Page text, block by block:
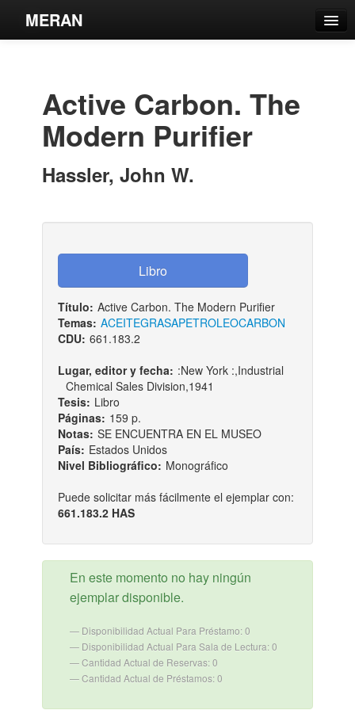
MERAN
Estantes Virtuales
Active Carbon. The
Modern Purifier
Hassler, John W.
Título: Active Carbon. The Modern Purifier
Temas: ACEITEGRASAPETROLEOCARBON
CDU: 661.183.2
Lugar, editor y fecha: :New York :,Industrial
Chemical Sales Division,1941
Tesis: Libro
Páginas: 159 p.
Notas: SE ENCUENTRA EN EL MUSEO
País: Estados Unidos
Nivel Bibliográfico: Monográfico
Puede solicitar más fácilmente el ejemplar con:
661.183.2 HAS
En este momento no hay ningún
ejemplar disponible.
Disponibilidad Actual Para Préstamo: 0
Disponibilidad Actual Para Sala de Lectura: 0
Cantidad Actual de Reservas: 0
Cantidad Actual de Préstamos: 0